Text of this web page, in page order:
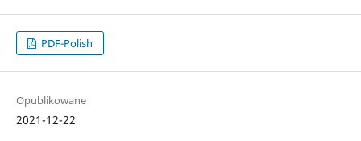
PDF-Polish
Opublikowane
2021-12-22